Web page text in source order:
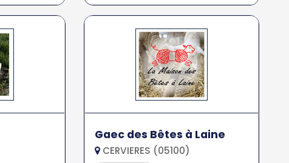
Gaec des Bêtes à Laine
CERVIERES (05100)